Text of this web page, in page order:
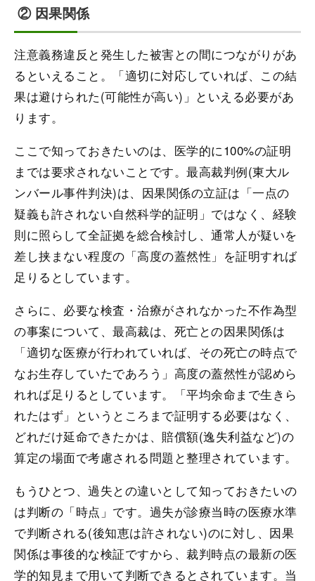
② 因果関係
注意義務違反と発生した被害との間につながりがあ
るといえること。「適切に対応していれば、この結
果は避けられた(可能性が高い)」といえる必要があ
ります。
ここで知っておきたいのは、医学的に100%の証明
までは要求されないことです。最高裁判例(東大ル
ンバール事件判決)は、因果関係の立証は「一点の
疑義も許されない自然科学的証明」ではなく、経験
則に照らして全証拠を総合検討し、通常人が疑いを
差し挟まない程度の「高度の蓋然性」を証明すれば
足りるとしています。
さらに、必要な検査・治療がされなかった不作為型
の事案について、最高裁は、死亡との因果関係は
「適切な医療が行われていれば、その死亡の時点で
なお生存していたであろう」高度の蓋然性が認めら
れれば足りるとしています。「平均余命まで生きら
れたはず」というところまで証明する必要はなく、
どれだけ延命できたかは、賠償額(逸失利益など)の
算定の場面で考慮される問題と整理されています。
もうひとつ、過失との違いとして知っておきたいの
は判断の「時点」です。過失が診療当時の医療水準
で判断される(後知恵は許されない)のに対し、因果
関係は事後的な検証ですから、裁判時点の最新の医
学的知見まで用いて判断できるとされています。当